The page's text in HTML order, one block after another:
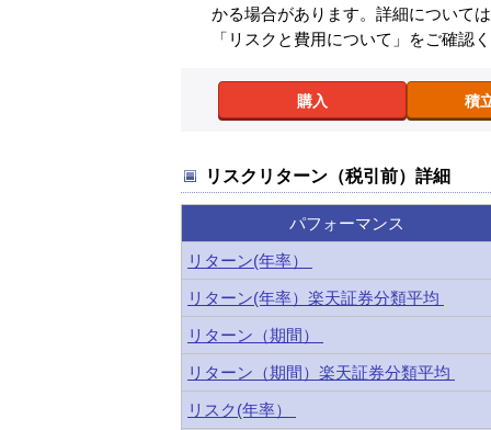
かる場合があります。詳細について
「リスクと費用について」をご確認
購入 積
リスクリターン（税引前）詳細
パフォーマンス
リターン(年率）
リターン(年率）楽天証券分類平均
リターン（期間）
リターン（期間）楽天証券分類平均
リスク(年率）